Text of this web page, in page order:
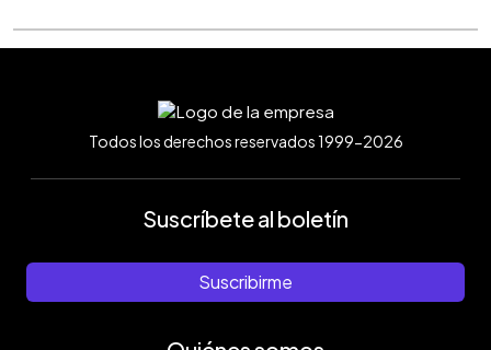
Todos los derechos reservados 1999-2026
Suscríbete al boletín
Suscribirme